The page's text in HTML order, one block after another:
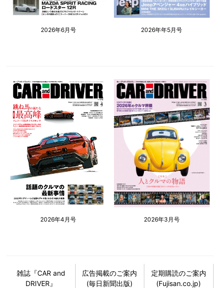
2026年6月号 2026年年5月号
2026年4月号 2026年3月号
雑誌『CAR and
DRIVER』
広告掲載のご案内
(毎日新聞出版)
定期購読のご案内
(Fujisan.co.jp)